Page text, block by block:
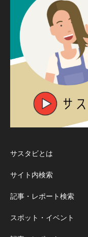
サスタビとは
サイト内検索
記事・レポート検索
スポット・イベント